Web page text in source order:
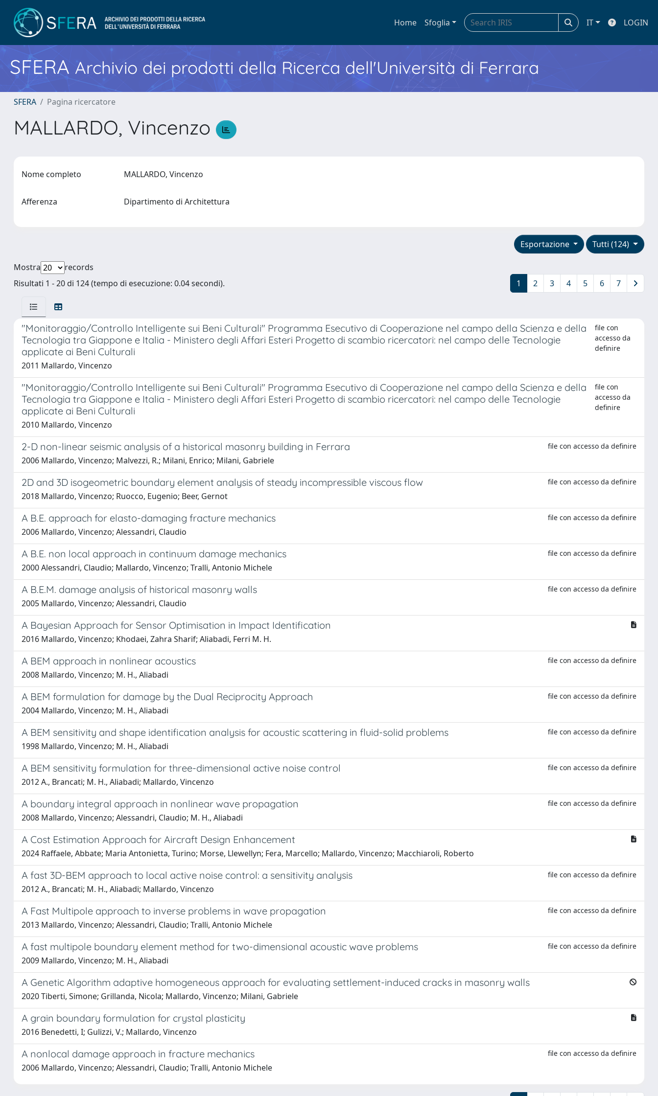
Home Sfoglia IT LOGIN
SFERA Archivio dei prodotti della Ricerca dell'Università di Ferrara
SFERA Pagina ricercatore
MALLARDO, Vincenzo
Nome completo MALLARDO, Vincenzo
Afferenza Dipartimento di Architettura
Tutti (124)
Esportazione
Mostra
records
Risultati 1 - 20 di 124 (tempo di esecuzione: 0.04 secondi).
1 2 3 4 5 6 7
"Monitoraggio/Controllo Intelligente sui Beni Culturali" Programma Esecutivo di Cooperazione nel campo della Scienza e della
Tecnologia tra Giappone e Italia - Ministero degli Affari Esteri Progetto di scambio ricercatori: nel campo delle Tecnologie
applicate ai Beni Culturali
file con
accesso da
definire
2011 Mallardo, Vincenzo
"Monitoraggio/Controllo Intelligente sui Beni Culturali" Programma Esecutivo di Cooperazione nel campo della Scienza e della
Tecnologia tra Giappone e Italia - Ministero degli Affari Esteri Progetto di scambio ricercatori: nel campo delle Tecnologie
applicate ai Beni Culturali
file con
accesso da
definire
2010 Mallardo, Vincenzo
2-D non-linear seismic analysis of a historical masonry building in Ferrara file con accesso da definire
2006 Mallardo, Vincenzo; Malvezzi, R.; Milani, Enrico; Milani, Gabriele
2D and 3D isogeometric boundary element analysis of steady incompressible viscous flow file con accesso da definire
2018 Mallardo, Vincenzo; Ruocco, Eugenio; Beer, Gernot
A B.E. approach for elasto-damaging fracture mechanics file con accesso da definire
2006 Mallardo, Vincenzo; Alessandri, Claudio
A B.E. non local approach in continuum damage mechanics file con accesso da definire
2000 Alessandri, Claudio; Mallardo, Vincenzo; Tralli, Antonio Michele
A B.E.M. damage analysis of historical masonry walls file con accesso da definire
2005 Mallardo, Vincenzo; Alessandri, Claudio
A Bayesian Approach for Sensor Optimisation in Impact Identification
2016 Mallardo, Vincenzo; Khodaei, Zahra Sharif; Aliabadi, Ferri M. H.
A BEM approach in nonlinear acoustics file con accesso da definire
2008 Mallardo, Vincenzo; M. H., Aliabadi
A BEM formulation for damage by the Dual Reciprocity Approach file con accesso da definire
2004 Mallardo, Vincenzo; M. H., Aliabadi
A BEM sensitivity and shape identification analysis for acoustic scattering in fluid-solid problems file con accesso da definire
1998 Mallardo, Vincenzo; M. H., Aliabadi
A BEM sensitivity formulation for three-dimensional active noise control file con accesso da definire
2012 A., Brancati; M. H., Aliabadi; Mallardo, Vincenzo
A boundary integral approach in nonlinear wave propagation file con accesso da definire
2008 Mallardo, Vincenzo; Alessandri, Claudio; M. H., Aliabadi
A Cost Estimation Approach for Aircraft Design Enhancement
2024 Raffaele, Abbate; Maria Antonietta, Turino; Morse, Llewellyn; Fera, Marcello; Mallardo, Vincenzo; Macchiaroli, Roberto
A fast 3D-BEM approach to local active noise control: a sensitivity analysis file con accesso da definire
2012 A., Brancati; M. H., Aliabadi; Mallardo, Vincenzo
A Fast Multipole approach to inverse problems in wave propagation file con accesso da definire
2013 Mallardo, Vincenzo; Alessandri, Claudio; Tralli, Antonio Michele
A fast multipole boundary element method for two-dimensional acoustic wave problems file con accesso da definire
2009 Mallardo, Vincenzo; M. H., Aliabadi
A Genetic Algorithm adaptive homogeneous approach for evaluating settlement-induced cracks in masonry walls
2020 Tiberti, Simone; Grillanda, Nicola; Mallardo, Vincenzo; Milani, Gabriele
A grain boundary formulation for crystal plasticity
2016 Benedetti, I; Gulizzi, V.; Mallardo, Vincenzo
A nonlocal damage approach in fracture mechanics file con accesso da definire
2006 Mallardo, Vincenzo; Alessandri, Claudio; Tralli, Antonio Michele